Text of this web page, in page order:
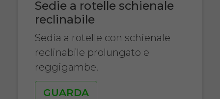
Sedie a rotelle schienale
reclinabile
Sedia a rotelle con schienale
reclinabile prolungato e
reggigambe.
GUARDA